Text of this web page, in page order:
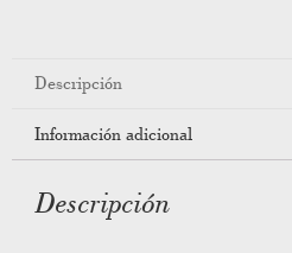
Descripción
Información adicional
Descripción